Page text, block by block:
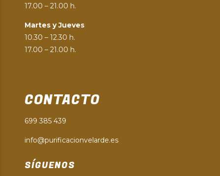
17.00 – 21.00 h.
Martes y Jueves
10.30 – 12.30 h.
17.00 – 21.00 h.
CONTACTO
699 385 439
info@purificacionvelarde.es
SÍGUENOS